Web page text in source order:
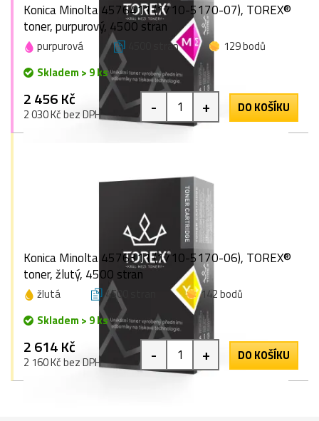
Konica Minolta 4576411 (1710-5170-07), TOREX®
toner, purpurový, 4500 stran
purpurová 4500 stran
129 bodů
Skladem > 9 ks
2 456 Kč
2 030 Kč bez DPH - + DO KOŠÍKU
Konica Minolta 4576311 (1710-5170-06), TOREX®
toner, žlutý, 4500 stran
žlutá 4500 stran
142 bodů
Skladem > 9 ks
2 614 Kč
2 160 Kč bez DPH - + DO KOŠÍKU